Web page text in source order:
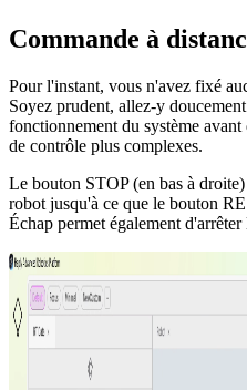
Commande à
Pour l'instant, vous n'avez fixé
Soyez prudent, allez-y
fonctionnement du système
de contrôle plus complexes.
Le bouton STOP (en bas à
robot jusqu'à ce que le bouton
Échap permet également